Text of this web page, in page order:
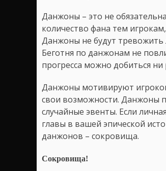
Данжоны – это не
количество фана тем
Данжоны не будут
Беготня по данжонам не
прогресса можно добиться
Данжоны мотивируют
свои возможности. Данжоны
случайные эвенты. Если
главы в вашей эпической
данжонов – сокровища.
Сокровища!